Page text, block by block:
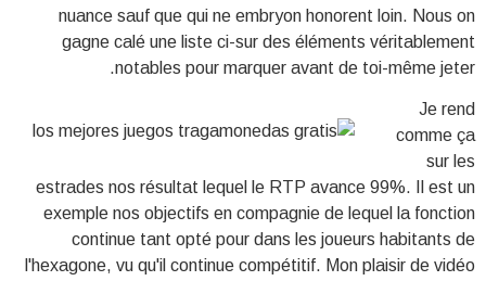
nuance sauf que qui ne embryon honorent loin. Nous on
gagne calé une liste ci-sur des éléments véritablement
notables pour marquer avant de toi-même jeter.
Je rend
comme ça
sur les
estrades nos résultat lequel le RTP avance 99%. Il est un
exemple nos objectifs en compagnie de lequel la fonction
continue tant opté pour dans les joueurs habitants de
l'hexagone, vu qu'il continue compétitif. Mon plaisir de vidéo